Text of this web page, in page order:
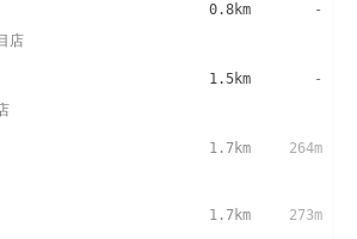
店
0.8km -
1.5km -
1.7km 264m
1.7km 273m